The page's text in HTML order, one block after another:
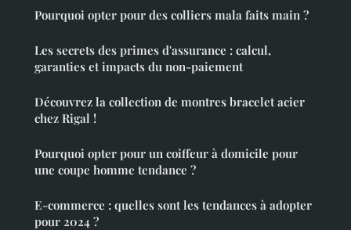
Pourquoi opter pour des colliers mala faits main ?
Les secrets des primes d'assurance : calcul,
garanties et impacts du non-paiement
Découvrez la collection de montres bracelet acier
chez Rigal !
Pourquoi opter pour un coiffeur à domicile pour
une coupe homme tendance ?
E-commerce : quelles sont les tendances à adopter
pour 2024 ?